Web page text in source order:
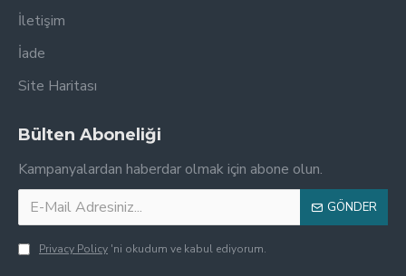
İletişim
İade
Site Haritası
Bülten Aboneliği
Kampanyalardan haberdar olmak için abone olun.
GÖNDER
Privacy Policy 'ni okudum ve kabul ediyorum.